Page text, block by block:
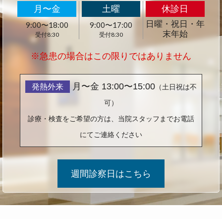
月〜金
9:00〜18:00
土曜
9:00〜17:00
休診日
日曜・祝日・年
末年始
※急患の場合はこの限りではありません
月〜金 13:00〜15:00（土日祝は不
可）
診療・検査をご希望の方は、当院スタッフまでお電話
にてご連絡ください
週間診察日はこちら